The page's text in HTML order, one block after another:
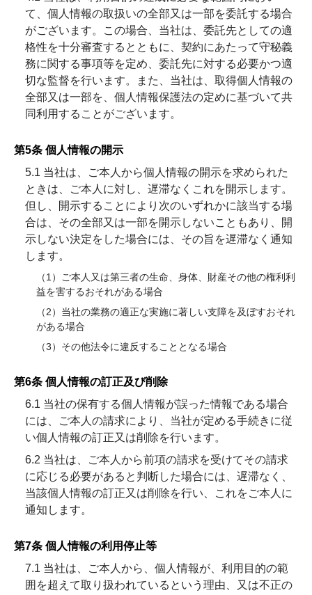
て、個人情報の取扱いの全部又は一部を委託する場合
がございます。この場合、当社は、委託先としての適
格性を十分審査するとともに、契約にあたって守秘義
務に関する事項等を定め、委託先に対する必要かつ適
切な監督を行います。また、当社は、取得個人情報の
全部又は一部を、個人情報保護法の定めに基づいて共
同利用することがございます。
第5条 個人情報の開示
5.1 当社は、ご本人から個人情報の開示を求められた
ときは、ご本人に対し、遅滞なくこれを開示します。
但し、開示することにより次のいずれかに該当する場
合は、その全部又は一部を開示しないこともあり、開
示しない決定をした場合には、その旨を遅滞なく通知
します。
（1）ご本人又は第三者の生命、身体、財産その他の権利利
益を害するおそれがある場合
（2）当社の業務の適正な実施に著しい支障を及ぼすおそれ
がある場合
（3）その他法令に違反することとなる場合
第6条 個人情報の訂正及び削除
6.1 当社の保有する個人情報が誤った情報である場合
には、ご本人の請求により、当社が定める手続きに従
い個人情報の訂正又は削除を行います。
6.2 当社は、ご本人から前項の請求を受けてその請求
に応じる必要があると判断した場合には、遅滞なく、
当該個人情報の訂正又は削除を行い、これをご本人に
通知します。
第7条 個人情報の利用停止等
7.1 当社は、ご本人から、個人情報が、利用目的の範
囲を超えて取り扱われているという理由、又は不正の